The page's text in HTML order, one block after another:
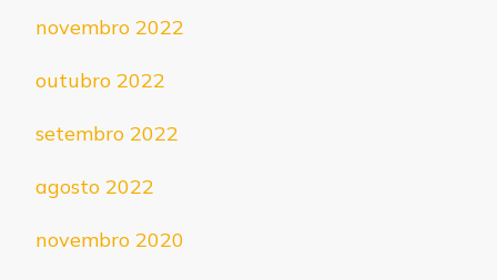
novembro 2022
outubro 2022
setembro 2022
agosto 2022
novembro 2020